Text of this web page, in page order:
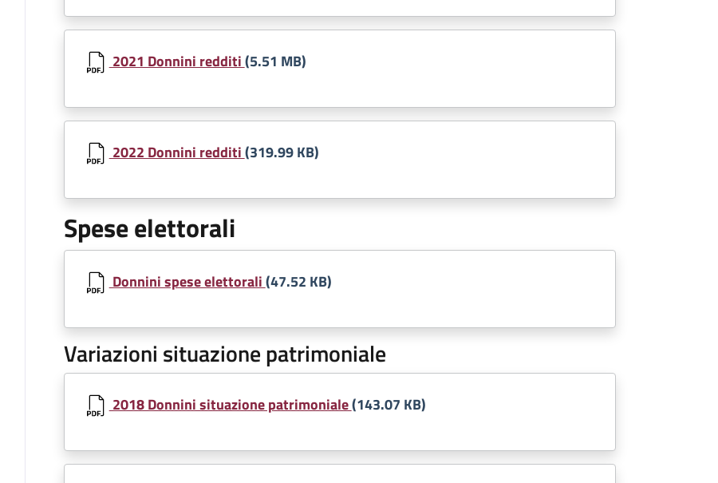
Document
2021 Donnini redditi(5.51 MB)
Document
2022 Donnini redditi(319.99 KB)
Spese elettorali
Document
Donnini spese elettorali(47.52 KB)
Variazioni situazione patrimoniale
Document
2018 Donnini situazione patrimoniale(143.07 KB)
Document